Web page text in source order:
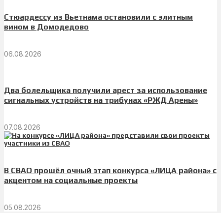
Стюардессу из Вьетнама остановили с элитным
вином в Домодедово
06.08.2026
Два болельщика получили арест за использование
сигнальных устройств на трибунах «РЖД Арены»
07.08.2026
В СВАО прошёл очный этап конкурса «ЛИЦА района» с
акцентом на социальные проекты
05.08.2026